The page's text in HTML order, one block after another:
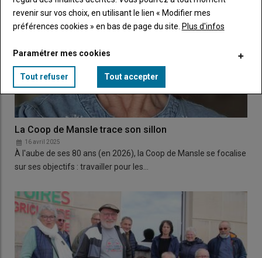
La Coop de Mansle trace son sillon
16 avril 2025
À l'aube de ses 80 ans (en 2026), la Coop de Mansle se focalise
sur ses objectifs : travailler pour les…
revenir sur vos choix, en utilisant le lien « Modifier mes
préférences cookies » en bas de page du site. Plus d'infos
Paramétrer mes cookies
Tout refuser Tout accepter